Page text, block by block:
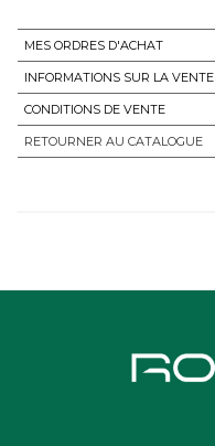
MES ORDRES D'ACHAT
INFORMATIONS SUR LA VENTE
CONDITIONS DE VENTE
RETOURNER AU CATALOGUE